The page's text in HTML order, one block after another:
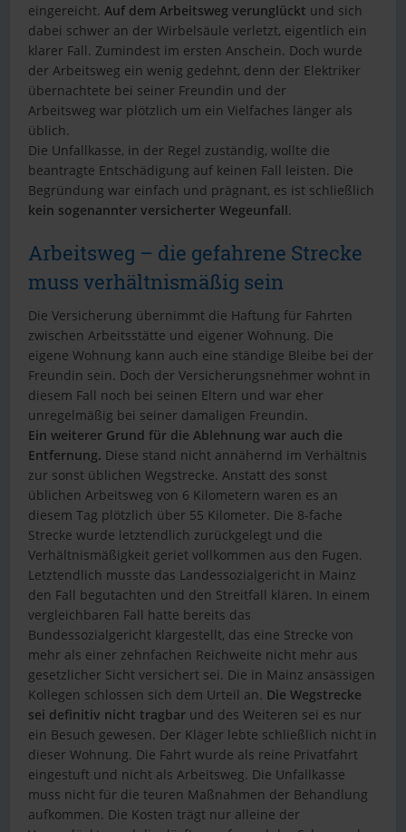
eingereicht. Auf dem Arbeitsweg verunglückt und sich
dabei schwer an der Wirbelsäule verletzt, eigentlich ein
klarer Fall. Zumindest im ersten Anschein. Doch wurde
der Arbeitsweg ein wenig gedehnt, denn der Elektriker
übernachtete bei seiner Freundin und der
Arbeitsweg war plötzlich um ein Vielfaches länger als
üblich.
Die Unfallkasse, in der Regel zuständig, wollte die
beantragte Entschädigung auf keinen Fall leisten. Die
Begründung war einfach und prägnant, es ist schließlich
kein sogenannter versicherter Wegeunfall.
Arbeitsweg – die gefahrene Strecke
muss verhältnismäßig sein
Die Versicherung übernimmt die Haftung für Fahrten
zwischen Arbeitsstätte und eigener Wohnung. Die
eigene Wohnung kann auch eine ständige Bleibe bei der
Freundin sein. Doch der Versicherungsnehmer wohnt in
diesem Fall noch bei seinen Eltern und war eher
unregelmäßig bei seiner damaligen Freundin.
Ein weiterer Grund für die Ablehnung war auch die
Entfernung. Diese stand nicht annähernd im Verhältnis
zur sonst üblichen Wegstrecke. Anstatt des sonst
üblichen Arbeitsweg von 6 Kilometern waren es an
diesem Tag plötzlich über 55 Kilometer. Die 8-fache
Strecke wurde letztendlich zurückgelegt und die
Verhältnismäßigkeit geriet vollkommen aus den Fugen.
Letztendlich musste das Landessozialgericht in Mainz
den Fall begutachten und den Streitfall klären. In einem
vergleichbaren Fall hatte bereits das
Bundessozialgericht klargestellt, das eine Strecke von
mehr als einer zehnfachen Reichweite nicht mehr aus
gesetzlicher Sicht versichert sei. Die in Mainz ansässigen
Kollegen schlossen sich dem Urteil an. Die Wegstrecke
sei definitiv nicht tragbar und des Weiteren sei es nur
ein Besuch gewesen. Der Kläger lebte schließlich nicht in
dieser Wohnung. Die Fahrt wurde als reine Privatfahrt
eingestuft und nicht als Arbeitsweg. Die Unfallkasse
muss nicht für die teuren Maßnahmen der Behandlung
aufkommen. Die Kosten trägt nur alleine der